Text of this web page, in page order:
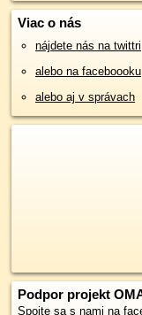
Viac o nás
nájdete nás na twittri
alebo na faceboooku
alebo aj v správach
Podpor projekt
Spojte sa s nami na